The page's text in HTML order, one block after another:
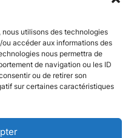
utilisons des technologies
accéder aux informations des
nous permettra de
de navigation ou les ID
ou de retirer son
sur certaines caractéristiques